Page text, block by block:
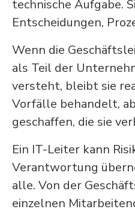
technische Aufgabe.
Entscheidungen,
Wenn die
als Teil der
versteht, bleibt sie
Vorfälle behandelt,
geschaffen, die sie
Ein IT-Leiter kann
Verantwortung
alle. Von der
einzelnen